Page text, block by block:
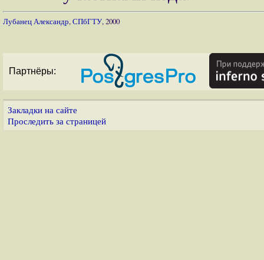
Лубанец Александр,СПбГТУ, 2000
Партнёры:
Закладки на сайте
Проследить за страницей